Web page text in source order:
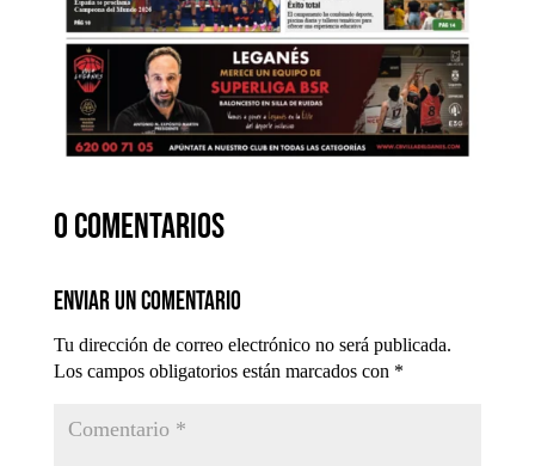
0 comentarios
Enviar un comentario
Tu dirección de correo electrónico no será publicada.
Los campos obligatorios están marcados con *